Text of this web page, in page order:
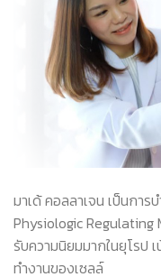
มาเด้ คอลลาเจน เป็นกา
Physiologic Regulating
รับความนิยมมากในยุโรป
ทำงานของเซลล์